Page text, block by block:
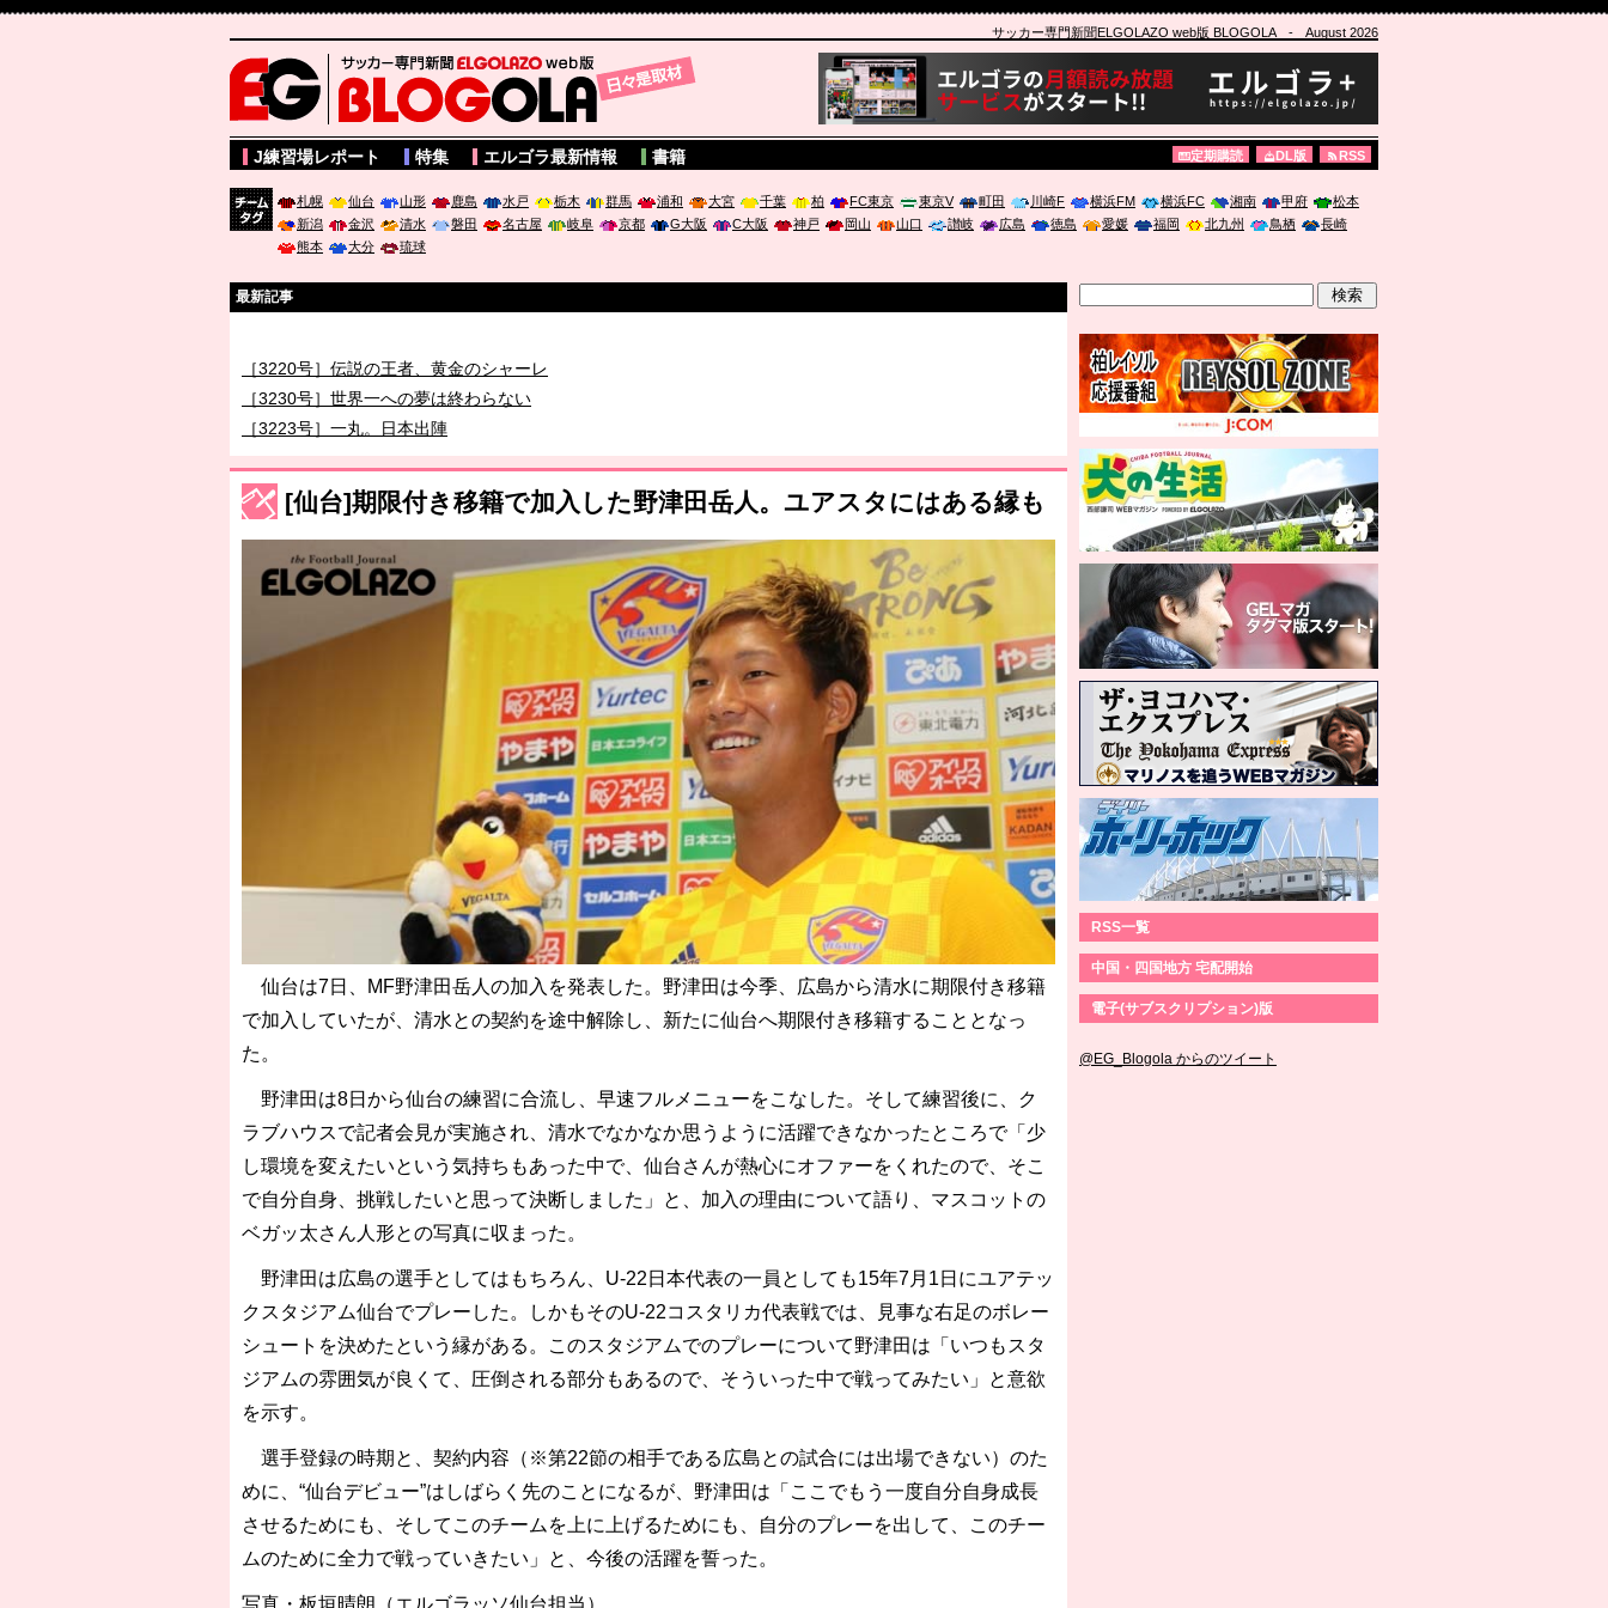
サッカー専門新聞ELGOLAZO web版 BLOGOLA- August 2026
サッカー専門新聞ELGOLAZO web版 BLOGOLA
J練習場レポート 特集 エルゴラ最新情報 書籍 定期購読 DL版 RSS
札幌 仙台 山形 鹿島 水戸 栃木 群馬 浦和 大宮 千葉 柏 FC東京 東京V 町田 川崎F 横浜FM 横浜FC 湘南 甲府
松本
新潟
金沢 清水 磐田 名古屋 岐阜 京都 G大阪 C大阪 神戸 岡山 山口 讃岐 広島 徳島 愛媛 福岡 北九州 鳥栖
長崎
熊本
大分 琉球
最新記事
［3220号］伝説の王者、黄金のシャーレ
［3230号］世界一への夢は終わらない
［3223号］一丸。日本出陣
［3222号］史上最大のW杯開幕 注目は「個」
長谷川 アーリアジャスールさんがシンポジウム「気候変動から命を守る ～エネルギー危機時代の猛暑対策～」に登壇
[仙台]期限付き移籍で加入した野津田岳人。ユアスタにはある縁も
仙台は7日、MF野津田岳人の加入を発表した。野津田は今季、広島から清水に期限付き移籍
で加入していたが、清水との契約を途中解除し、新たに仙台へ期限付き移籍することとなっ
た。
野津田は8日から仙台の練習に合流し、早速フルメニューをこなした。そして練習後に、ク
ラブハウスで記者会見が実施され、清水でなかなか思うように活躍できなかったところで「少
し環境を変えたいという気持ちもあった中で、仙台さんが熱心にオファーをくれたので、そこ
で自分自身、挑戦したいと思って決断しました」と、加入の理由について語り、マスコットの
ベガッ太さん人形との写真に収まった。
野津田は広島の選手としてはもちろん、U-22日本代表の一員としても15年7月1日にユアテッ
クスタジアム仙台でプレーした。しかもそのU-22コスタリカ代表戦では、見事な右足のボレー
シュートを決めたという縁がある。このスタジアムでのプレーについて野津田は「いつもスタ
ジアムの雰囲気が良くて、圧倒される部分もあるので、そういった中で戦ってみたい」と意欲
を示す。
選手登録の時期と、契約内容（※第22節の相手である広島との試合には出場できない）のた
めに、“仙台デビュー”はしばらく先のことになるが、野津田は「ここでもう一度自分自身成長
させるためにも、そしてこのチームを上に上げるためにも、自分のプレーを出して、このチー
ムのために全力で戦っていきたい」と、今後の活躍を誓った。
写真・板垣晴朗（エルゴラッソ仙台担当）
RSS一覧
中国・四国地方 宅配開始
電子(サブスクリプション)版
@EG_Blogola からのツイート